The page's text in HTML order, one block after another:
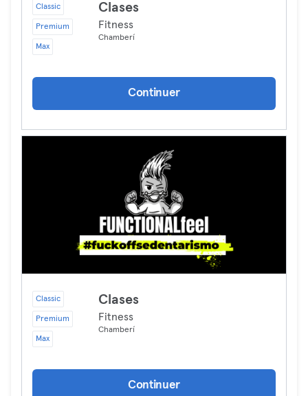
Classic
Premium
Max
Clases
Fitness
Chamberí
Continuer
Classic
Premium
Max
Clases
Fitness
Chamberí
Continuer